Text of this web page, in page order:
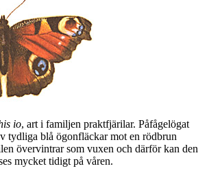
io, art i familjen praktfjärilar. Påfågelögat
tydliga blå ögonfläckar mot en rödbrun
övervintrar som vuxen och därför kan den
mycket tidigt på våren.